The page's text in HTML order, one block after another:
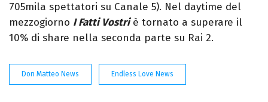
705mila spettatori su Canale 5). Nel daytime del
mezzogiorno I Fatti Vostriè tornato a superare il
10% di share nella seconda parte su Rai 2.
Don Matteo News Endless Love News